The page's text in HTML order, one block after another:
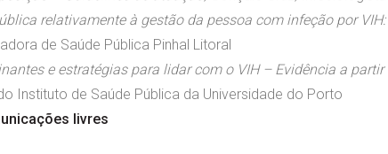
relativamente à gestão da pessoa com infeção por
de Saúde Pública Pinhal Litoral
e estratégias para lidar com o VIH – Evidência a
Instituto de Saúde Pública da Universidade do Porto
livres